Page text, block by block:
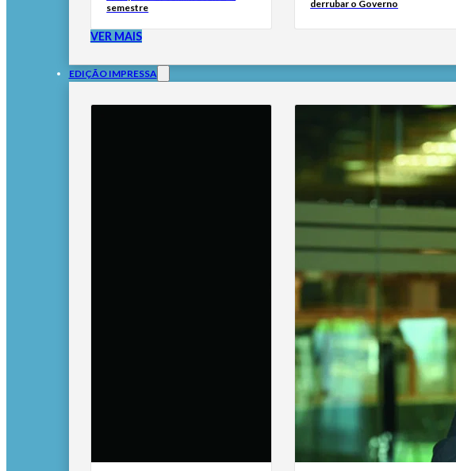
semestre
derrubar o Governo
VER MAIS
EDIÇÃO IMPRESSA